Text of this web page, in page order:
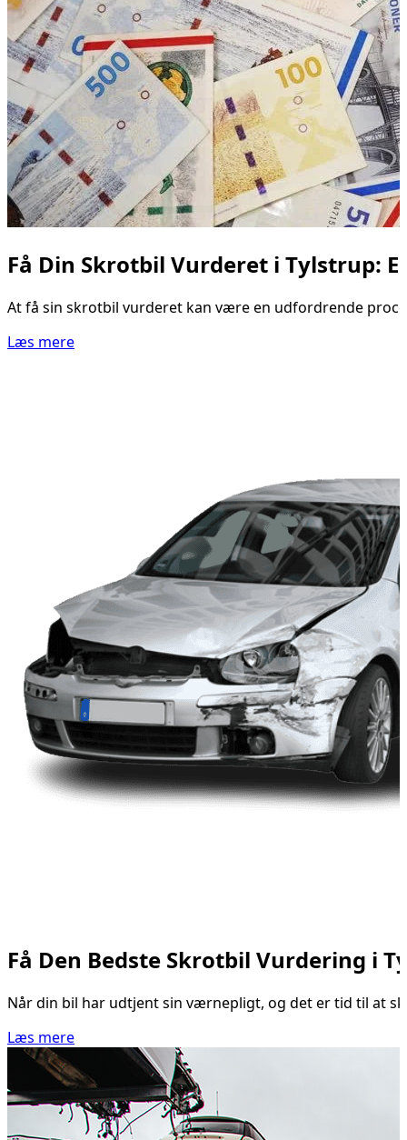
Få Din Skrotbil Vurderet i Tylstrup:
At få sin skrotbil vurderet kan være en udfordrende
Læs mere
Få Den Bedste Skrotbil Vurdering i
Når din bil har udtjent sin værnepligt, og det er tid til at
Læs mere